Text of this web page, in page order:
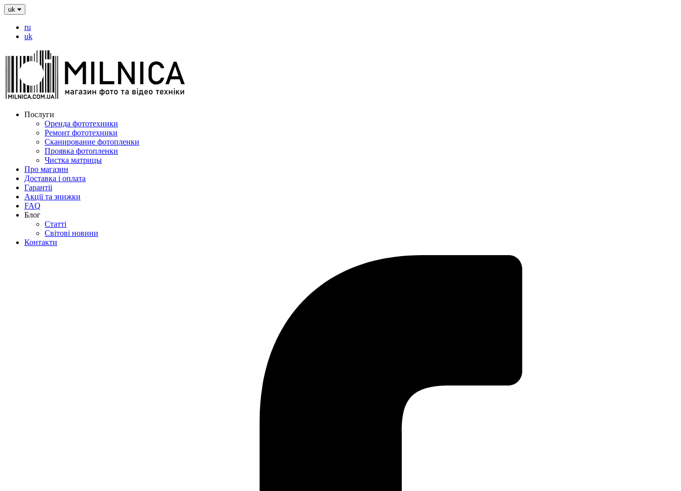
uk
ru
uk
Послуги
Оренда фототехники
Ремонт фототехники
Сканирование фотопленки
Проявка фотопленки
Чистка матрицы
Про магазин
Доставка і оплата
Гарантіі
Акції та знижки
FAQ
Блог
Статті
Світові новини
Контакти